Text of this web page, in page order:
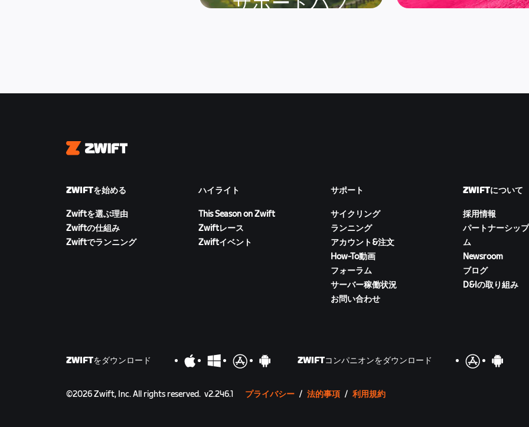
Zwift
ZWIFTを始める
Zwiftを選ぶ理由
Zwiftの仕組み
Zwiftでランニング
ハイライト
This Season on Zwift
Zwiftレース
Zwiftイベント
サポート
サイクリング
ランニング
アカウント&注文
How-To動画
フォーラム
サーバー稼働状況
お問い合わせ
ZWIFTについて
採用情報
パートナーシッ
ム
Newsroom
ブログ
D&Iの取り組み
ZWIFTをダウンロード ZWIFTコンパニオンをダウンロード
©2026Zwift, Inc.All rights reserved. v2.246.1 プライバシー / 法的事項 / 利用規約